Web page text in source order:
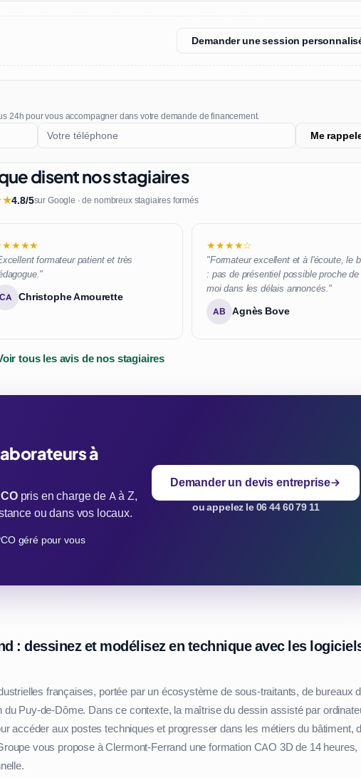
Demander une session
24h pour vous accompagner dans votre demande de financement.
Me
disent nos stagiaires
★4.8/5sur Google · de nombreux stagiaires formés
formateur patient et très
CA Christophe Amourette
★★★★☆
"Formateur excellent et à l'écoute, le
: pas de présentiel possible proche
moi dans les délais annoncés."
AB Agnès Bove
tous les avis de nos stagiaires
à
pris en charge de A à Z,
ou dans vos locaux.
géré pour vous
Demander un devis entreprise
ou appelez le 06 44 60 79 11
: dessinez et modélisez en technique avec les
françaises, portée par un écosystème de sous-traitants, de bureaux
Puy-de-Dôme. Dans ce contexte, la maîtrise du dessin assisté par
accéder aux postes techniques et progresser dans les métiers du bâtiment,
vous propose à Clermont-Ferrand une formation CAO 3D de 14 heures,